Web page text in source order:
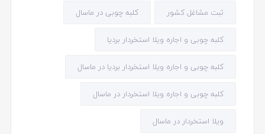
ثبت مشاغل کشور کلبه چوبی در ماسال
کلبه چوبی و اجاره ویلا استخردار بردیا
کلبه چوبی و اجاره ویلا استخردار بردیا در ماسال
کلبه چوبی و اجاره ویلا استخردار در ماسال
ویلا استخردار در ماسال